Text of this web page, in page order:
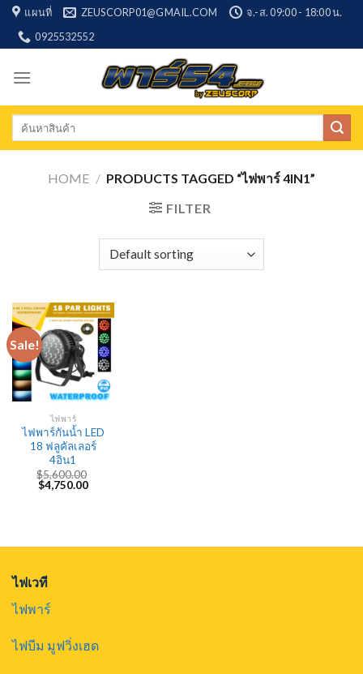
Skip
content
แผนที่ ZEUSCORP01@GMAIL.COM
จ.-ส. 09:00 - 18:00 น.
0925532552
Search
HOME / PRODUCTS TAGGED “ไฟพาร์ 4IN1”
FILTER
Sale!
ไฟพาร์
ไฟพาร์กันน้ำ LED
18 ฟลูคัลเลอร์
4อิน1
$5,600.00
Original
price
$4,750.00Current
ไฟเวที
ไฟพาร์
ไฟบีม มูฟวิ่งเฮด